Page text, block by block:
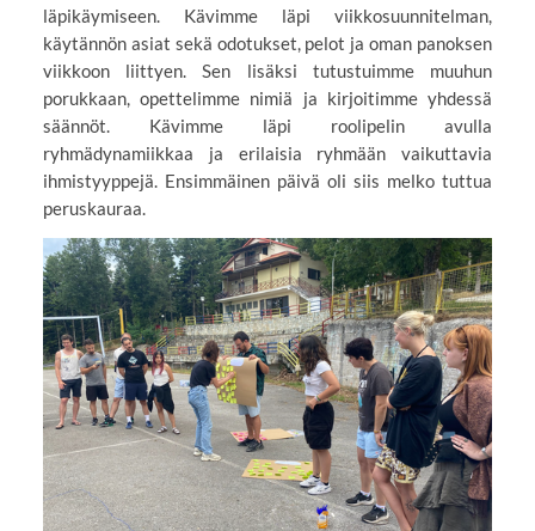
läpikäymiseen. Kävimme läpi viikkosuunnitelman,
käytännön asiat sekä odotukset, pelot ja oman panoksen
viikkoon liittyen. Sen lisäksi tutustuimme muuhun
porukkaan, opettelimme nimiä ja kirjoitimme yhdessä
säännöt. Kävimme läpi roolipelin avulla
ryhmädynamiikkaa ja erilaisia ryhmään vaikuttavia
ihmistyyppejä. Ensimmäinen päivä oli siis melko tuttua
peruskauraa.